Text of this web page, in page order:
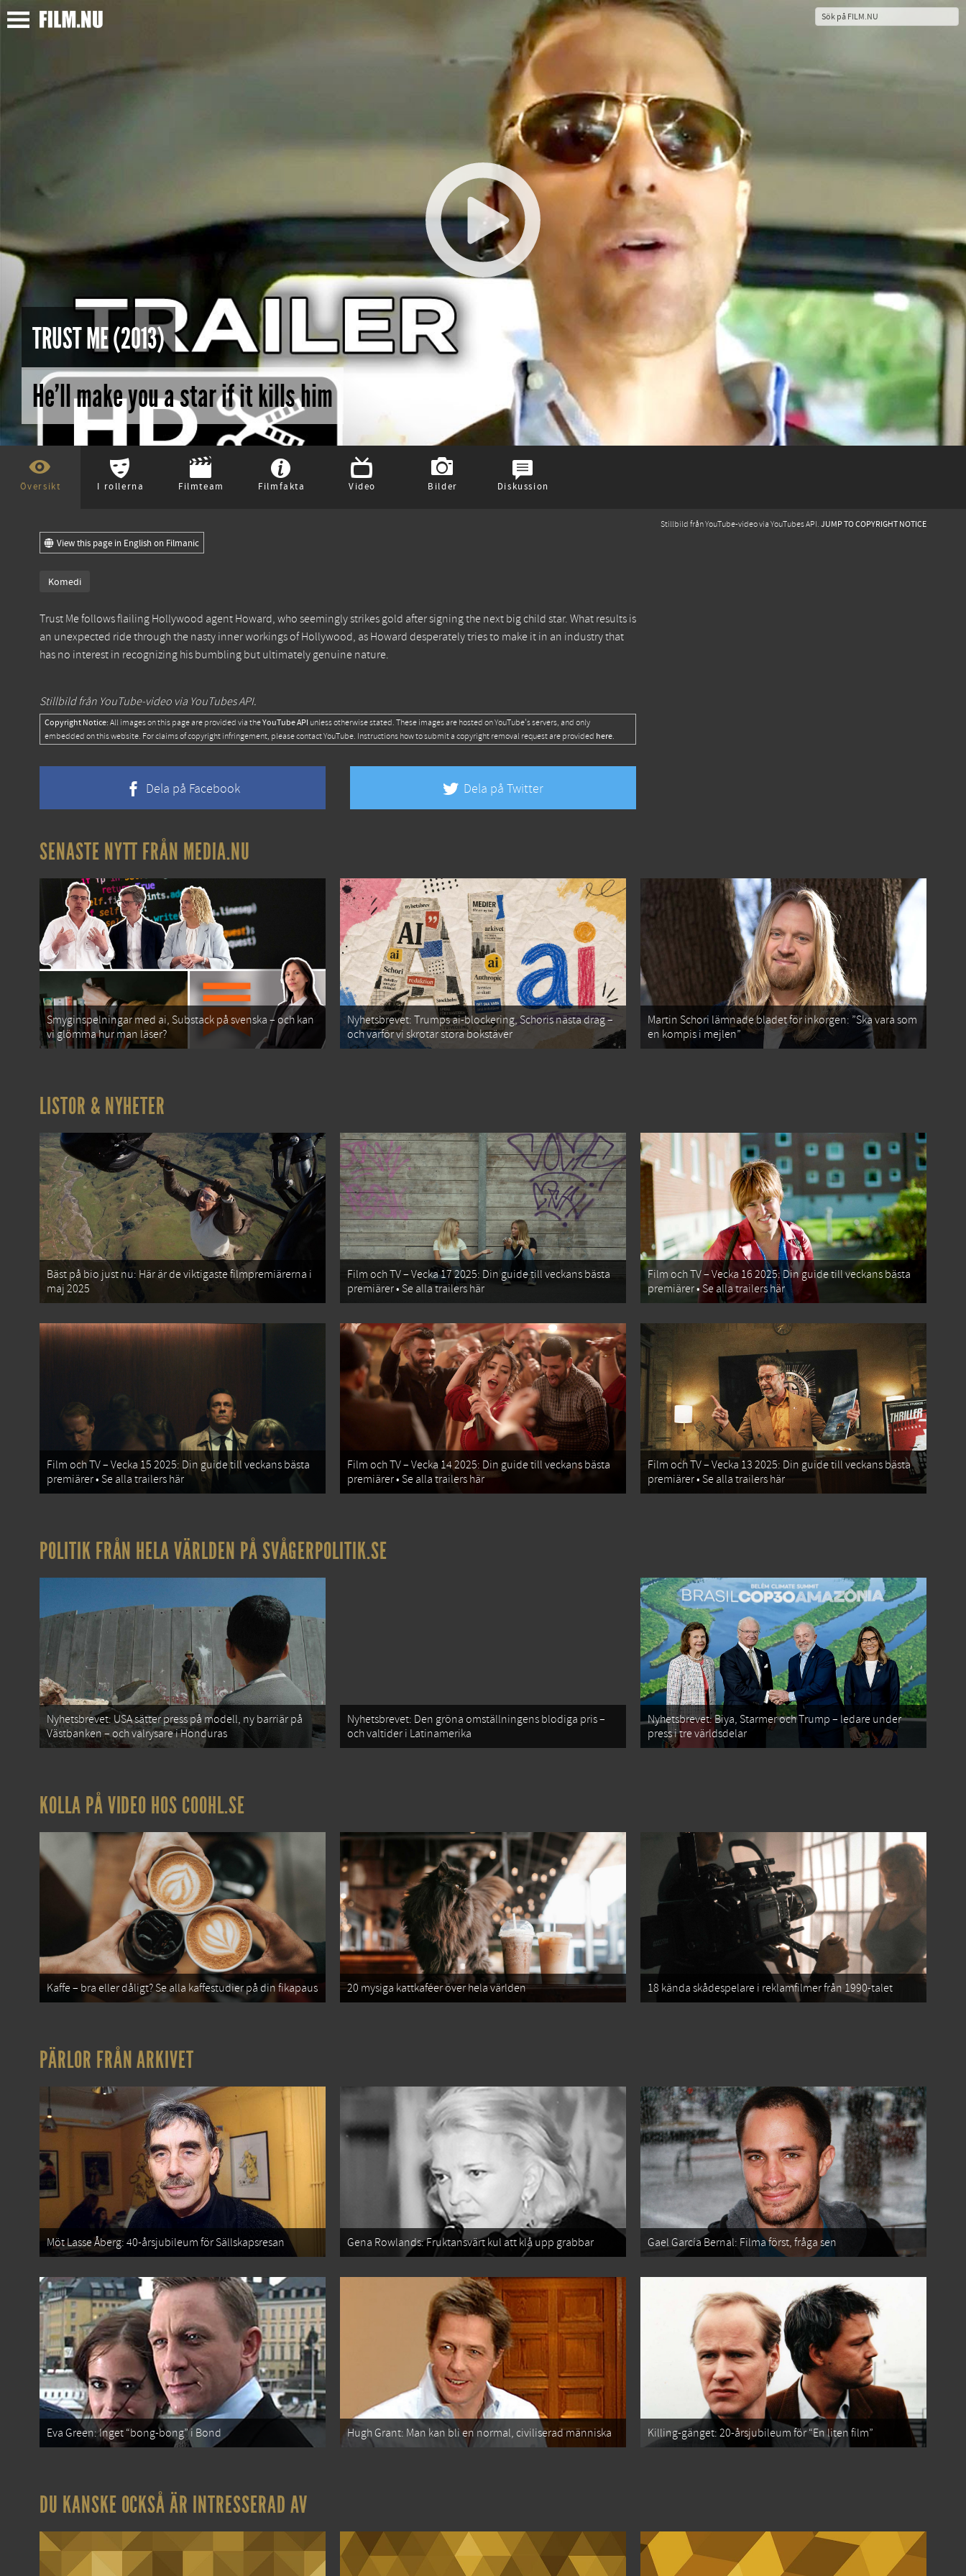
TRUST ME (2013)
He'll make you a star if it kills him
Översikt I rollerna Filmteam Filmfakta Video Bilder Diskussion
Stillbild från YouTube-video via YouTubes API. JUMP TO COPYRIGHT NOTICE
View this page in English on Filmanic
Komedi
Trust Me follows flailing Hollywood agent Howard, who seemingly strikes gold after signing the next big child star. What results is
an unexpected ride through the nasty inner workings of Hollywood, as Howard desperately tries to make it in an industry that
has no interest in recognizing his bumbling but ultimately genuine nature.
Stillbild från YouTube-video via YouTubes API.
Copyright Notice: All images on this page are provided via theYouTube API unless otherwise stated. These images are hosted on YouTube's servers, and only
embedded on this website. For claims of copyright infringement, please contact YouTube. Instructions how to submit a copyright removal request are provided here.
Dela på Facebook Dela på Twitter
SENASTE NYTT FRÅN MEDIA.NU
Smyginspelningar med ai, Substack på svenska – och kan
vi glömma hur man läser?
Nyhetsbrevet: Trumps ai-blockering, Schoris nästa drag –
och varför vi skrotar stora bokstäver
Martin Schori lämnade bladet för inkorgen: ”Ska vara som
en kompis i mejlen”
LISTOR & NYHETER
Bäst på bio just nu: Här är de viktigaste filmpremiärerna i
maj 2025
Film och TV – Vecka 17 2025: Din guide till veckans bästa
premiärer • Se alla trailers här
Film och TV – Vecka 16 2025: Din guide till veckans bästa
premiärer • Se alla trailers här
Film och TV – Vecka 15 2025: Din guide till veckans bästa
premiärer • Se alla trailers här
Film och TV – Vecka 14 2025: Din guide till veckans bästa
premiärer • Se alla trailers här
Film och TV – Vecka 13 2025: Din guide till veckans bästa
premiärer • Se alla trailers här
POLITIK FRÅN HELA VÄRLDEN PÅ SVÅGERPOLITIK.SE
Nyhetsbrevet: USA sätter press på modell, ny barriär på
Västbanken – och valrysare i Honduras
Nyhetsbrevet: Den gröna omställningens blodiga pris –
och valtider i Latinamerika
Nyhetsbrevet: Biya, Starmer och Trump – ledare under
press i tre världsdelar
KOLLA PÅ VIDEO HOS COOHL.SE
Kaffe – bra eller dåligt? Se alla kaffestudier på din fikapaus 20 mysiga kattkaféer över hela världen 18 kända skådespelare i reklamfilmer från 1990-talet
PÄRLOR FRÅN ARKIVET
Möt Lasse Åberg: 40-årsjubileum för Sällskapsresan Gena Rowlands: Fruktansvärt kul att klå upp grabbar Gael García Bernal: Filma först, fråga sen
Eva Green: Inget “bong-bong” i Bond Hugh Grant: Man kan bli en normal, civiliserad människa Killing-gänget: 20-årsjubileum för “En liten film”
DU KANSKE OCKSÅ ÄR INTRESSERAD AV